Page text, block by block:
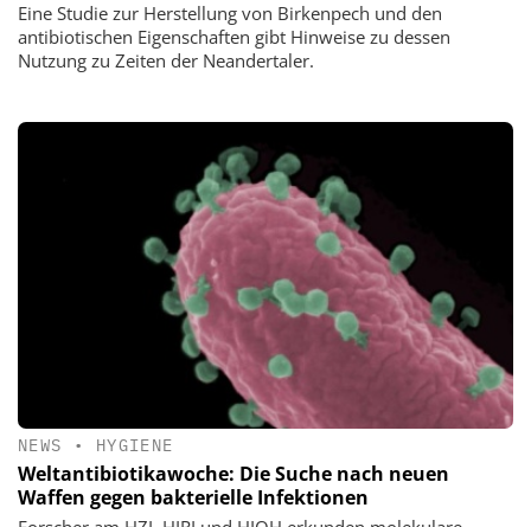
Eine Studie zur Herstellung von Birkenpech und den
antibiotischen Eigenschaften gibt Hinweise zu dessen
Nutzung zu Zeiten der Neandertaler.
NEWS • HYGIENE
Weltantibiotikawoche: Die Suche nach neuen
Waffen gegen bakterielle Infektionen